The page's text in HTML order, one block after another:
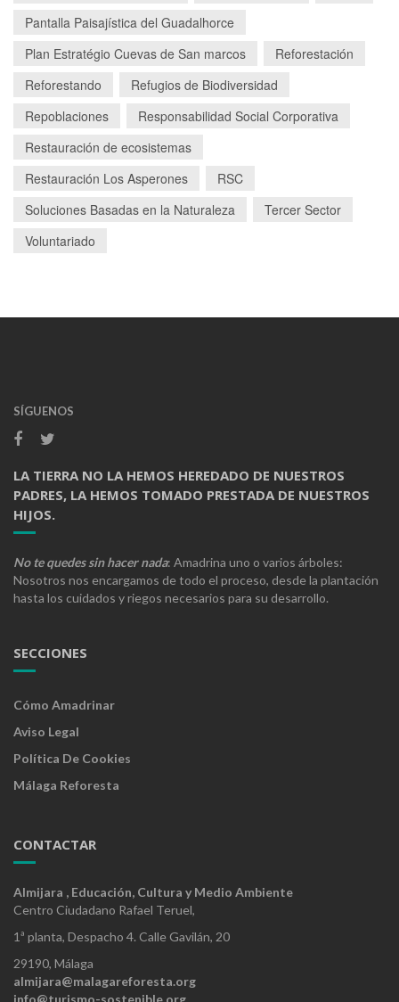
Pantalla Paisajística del Guadalhorce
Plan Estratégio Cuevas de San marcos
Reforestación
Reforestando
Refugios de Biodiversidad
Repoblaciones
Responsabilidad Social Corporativa
Restauración de ecosistemas
Restauración Los Asperones
RSC
Soluciones Basadas en la Naturaleza
Tercer Sector
Voluntariado
SÍGUENOS
LA TIERRA NO LA HEMOS HEREDADO DE NUESTROS
PADRES, LA HEMOS TOMADO PRESTADA DE NUESTROS
HIJOS.
No te quedes sin hacer nada: Amadrina uno o varios árboles:
Nosotros nos encargamos de todo el proceso, desde la plantación
hasta los cuidados y riegos necesarios para su desarrollo.
SECCIONES
Cómo Amadrinar
Aviso Legal
Política De Cookies
Málaga Reforesta
CONTACTAR
Almijara , Educación, Cultura y Medio Ambiente
Centro Ciudadano Rafael Teruel,
1ª planta, Despacho 4. Calle Gavilán, 20
29190, Málaga
almijara@malagareforesta.org
info@turismo-sostenible.org